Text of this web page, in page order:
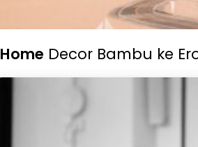
Home Decor Bambu ke